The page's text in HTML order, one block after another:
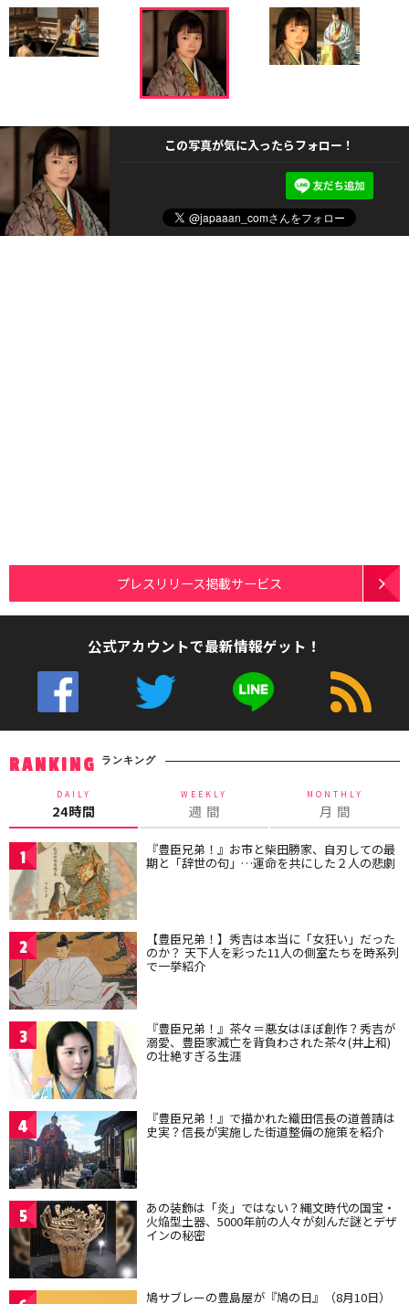
この写真が気に入ったらフォロー！
プレスリリース掲載サービス
公式アカウントで最新情報ゲット！
RANKING ランキング
DAILY
24時間
WEEKLY
週 間
MONTHLY
月 間
1 『豊臣兄弟！』お市と柴田勝家、自刃しての最
期と「辞世の句」…運命を共にした２人の悲劇
2 【豊臣兄弟！】秀吉は本当に「女狂い」だった
のか？ 天下人を彩った11人の側室たちを時系列
で一挙紹介
3 『豊臣兄弟！』茶々＝悪女はほぼ創作？秀吉が
溺愛、豊臣家滅亡を背負わされた茶々(井上和)
の壮絶すぎる生涯
4 『豊臣兄弟！』で描かれた織田信長の道普請は
史実？信長が実施した街道整備の施策を紹介
5 あの装飾は「炎」ではない？縄文時代の国宝・
火焔型土器、5000年前の人々が刻んだ謎とデザ
インの秘密
鳩サブレーの豊島屋が『鳩の日』（8月10日）